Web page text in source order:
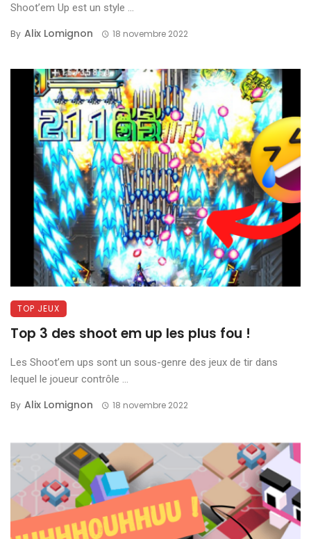
Shoot’em Up est un style ...
By Alix Lomignon 18 novembre 2022
TOP JEUX
Top 3 des shoot em up les plus fou !
Les Shoot’em ups sont un sous-genre des jeux de tir dans
lequel le joueur contrôle ...
By Alix Lomignon 18 novembre 2022